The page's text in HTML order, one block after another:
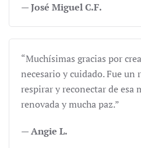
— José Miguel C.F.
“Muchísimas gracias por
necesario y cuidado. Fue un
respirar y reconectar de esa
renovada y mucha paz.”
— Angie L.